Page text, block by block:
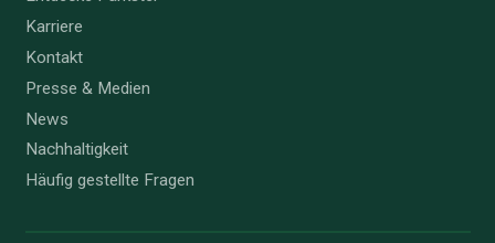
Karriere
Kontakt
Presse & Medien
News
Nachhaltigkeit
Häufig gestellte Fragen